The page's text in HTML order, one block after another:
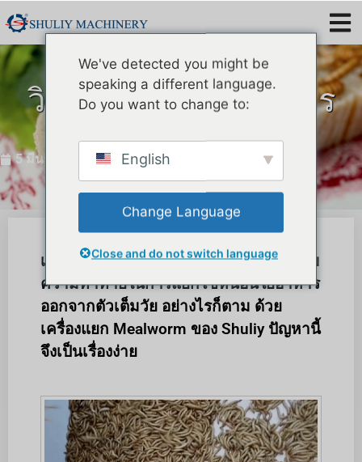
วิธีแยกหนอนใยอาหาร
ออกจากผ้าปูที่นอน?
5 มีนาคม 2024
เกษตรกรผู้ปลูกหนอนใยอาหารมักเผชิญกับ
ความท้าทายในการแยกไข่หนอนใยอาหาร
ออกจากตัวเต็มวัย อย่างไรก็ตาม ด้วย
เครื่องแยก Mealworm ของ Shuliy ปัญหานี้
จึงเป็นเรื่องง่าย
We've detected you might be
speaking a different language.
Do you want to change to:
English
Change Language
Close and do not switch language